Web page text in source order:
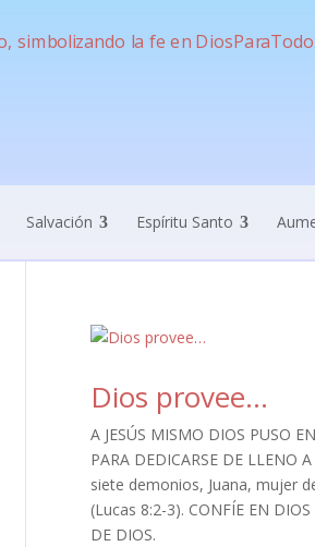
Salvación Espíritu Santo
Dios provee…
A JESÚS MISMO DIOS PUSO
PARA DEDICARSE DE LLENO
siete demonios, Juana, mujer
(Lucas 8:2-3). CONFÍE EN
DE DIOS.